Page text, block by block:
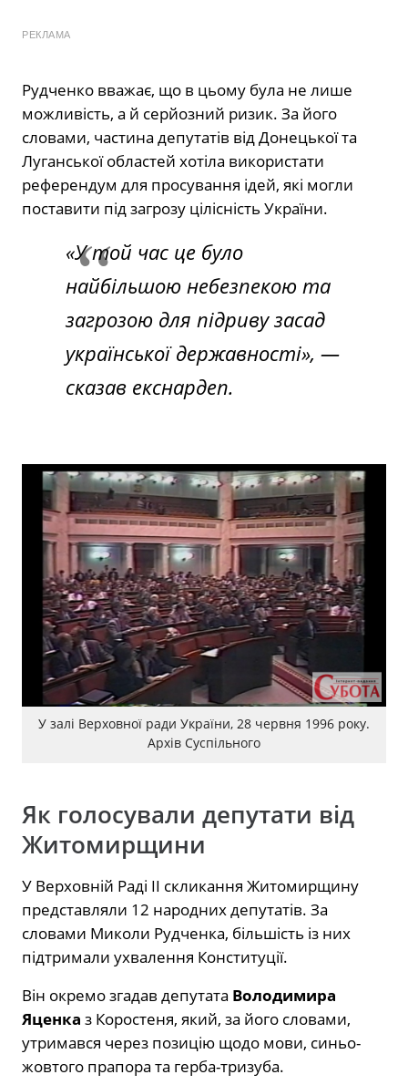
РЕКЛАМА
Рудченко вважає, що в цьому була не лише
можливість, а й серйозний ризик. За його
словами, частина депутатів від Донецької та
Луганської областей хотіла використати
референдум для просування ідей, які могли
поставити під загрозу цілісність України.
«У той час це було
найбільшою небезпекою та
загрозою для підриву засад
української державності», —
сказав екснардеп.
У залі Верховної ради України, 28 червня 1996 року.
Архів Суспільного
Як голосували депутати від
Житомирщини
У Верховній Раді ІІ скликання Житомирщину
представляли 12 народних депутатів. За
словами Миколи Рудченка, більшість із них
підтримали ухвалення Конституції.
Він окремо згадав депутата Володимира
Яценка з Коростеня, який, за його словами,
утримався через позицію щодо мови, синьо-
жовтого прапора та герба-тризуба.